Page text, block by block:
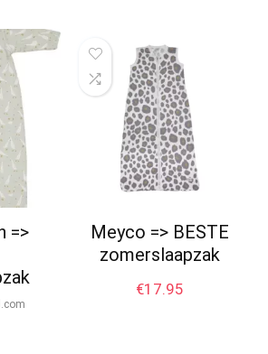
=>
Meyco => BESTE
zomerslaapzak
€17.95